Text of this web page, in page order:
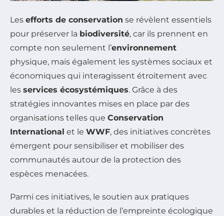
Les efforts de conservation se révèlent essentiels
pour préserver la biodiversité, car ils prennent en
compte non seulement l’environnement
physique, mais également les systèmes sociaux et
économiques qui interagissent étroitement avec
les services écosystémiques. Grâce à des
stratégies innovantes mises en place par des
organisations telles que Conservation
International et le WWF, des initiatives concrètes
émergent pour sensibiliser et mobiliser des
communautés autour de la protection des
espèces menacées.
Parmi ces initiatives, le soutien aux pratiques
durables et la réduction de l’empreinte écologique